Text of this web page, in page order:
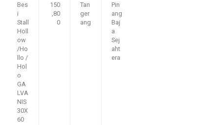
Bes
i
Stall
Holl
ow
/Ho
llo /
Hol
o
GA
LVA
NIS
30X
60
150
,80
0
Tan
ger
ang
Pin
ang
Baj
a
Sej
aht
era